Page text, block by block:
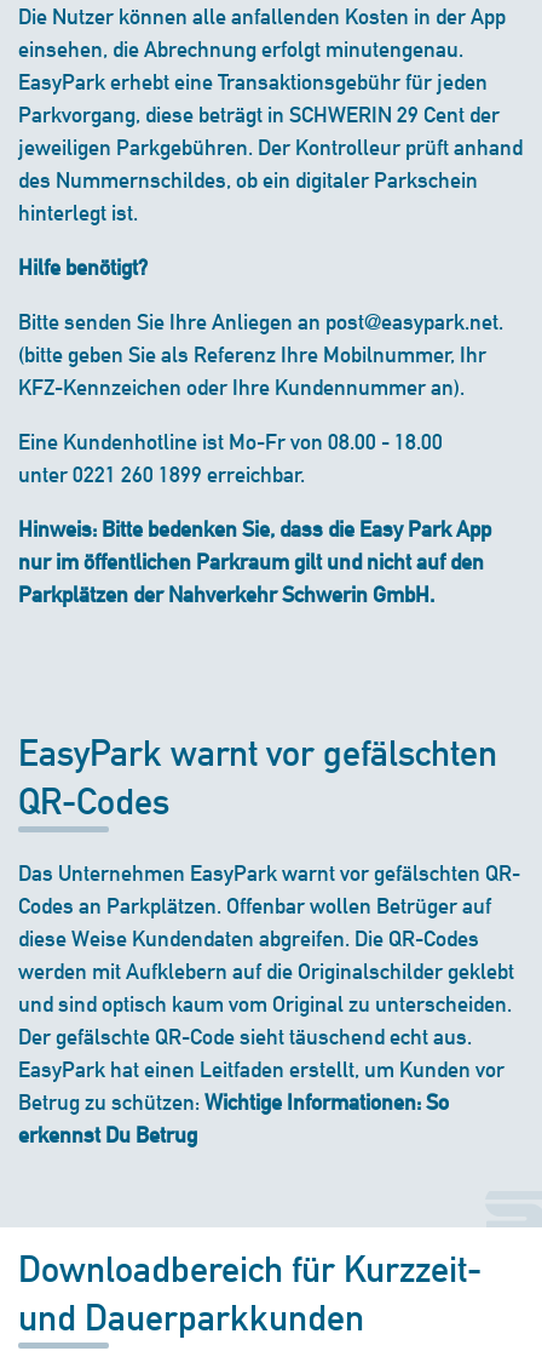
Die Nutzer können alle anfallenden Kosten in der App
einsehen, die Abrechnung erfolgt minutengenau.
EasyPark erhebt eine Transaktionsgebühr für jeden
Parkvorgang, diese beträgt in SCHWERIN 29 Cent der
jeweiligen Parkgebühren. Der Kontrolleur prüft anhand
des Nummernschildes, ob ein digitaler Parkschein
hinterlegt ist.
Hilfe benötigt?
Bitte senden Sie Ihre Anliegen an post@easypark.net.
(bitte geben Sie als Referenz Ihre Mobilnummer, Ihr
KFZ-Kennzeichen oder Ihre Kundennummer an).
Eine Kundenhotline ist Mo-Fr von 08.00 - 18.00
unter 0221 260 1899 erreichbar.
Hinweis: Bitte bedenken Sie, dass die Easy Park App
nur im öffentlichen Parkraum gilt und nicht auf den
Parkplätzen der Nahverkehr Schwerin GmbH.
EasyPark warnt vor gefälschten
QR-Codes
Das Unternehmen EasyPark warnt vor gefälschten QR-
Codes an Parkplätzen. Offenbar wollen Betrüger auf
diese Weise Kundendaten abgreifen. Die QR-Codes
werden mit Aufklebern auf die Originalschilder geklebt
und sind optisch kaum vom Original zu unterscheiden.
Der gefälschte QR-Code sieht täuschend echt aus.
EasyPark hat einen Leitfaden erstellt, um Kunden vor
Betrug zu schützen: Wichtige Informationen: So
erkennst Du Betrug
Downloadbereich für Kurzzeit-
und Dauerparkkunden